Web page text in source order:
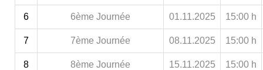
6 6ème Journée 01.11.2025 15:00 h
7 7ème Journée 08.11.2025 15:00 h
8 8ème Journée 15.11.2025 15:00 h